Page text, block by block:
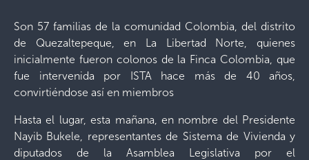
Son 57 familias de la comunidad Colombia, del distrito
de Quezaltepeque, en La Libertad Norte, quienes
inicialmente fueron colonos de la Finca Colombia, que
fue intervenida por ISTA hace más de 40 años,
convirtiéndose así en miembros
Hasta el lugar, esta mañana, en nombre del Presidente
Nayib Bukele, representantes de Sistema de Vivienda y
diputados de la Asamblea Legislativa por el